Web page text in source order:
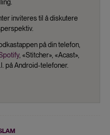
inviteres til å diskutere
på din telefon,
, «Stitcher», «Acast»,
på Android-telefoner.